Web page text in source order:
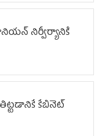
నిర్వీర్యానికి
కేబినెట్‌